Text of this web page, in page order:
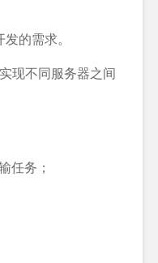
的需求。
现不同服务器之间
任务；